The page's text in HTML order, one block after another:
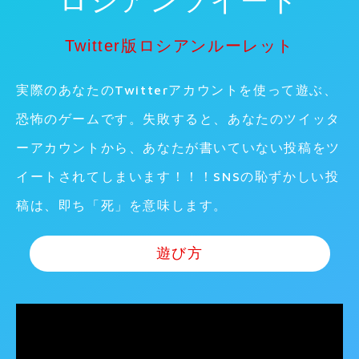
Twitter版ロシアンルーレット
実際のあなたのTwitterアカウントを使って遊ぶ、
恐怖のゲームです。失敗すると、あなたのツイッタ
ーアカウントから、あなたが書いていない投稿をツ
イートされてしまいます！！！SNSの恥ずかしい投
稿は、即ち「死」を意味します。
遊び方